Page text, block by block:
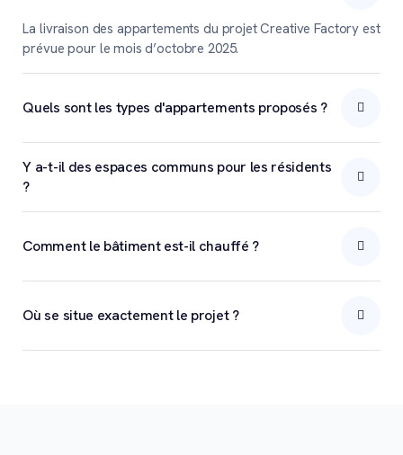
La livraison des appartements du projet Creative Factory est
prévue pour le mois d’octobre 2025.
Quels sont les types d'appartements proposés ?
Y a-t-il des espaces communs pour les résidents
?
Comment le bâtiment est-il chauffé ?
Où se situe exactement le projet ?